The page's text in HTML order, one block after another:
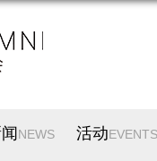
NEWS 活动EVENTS